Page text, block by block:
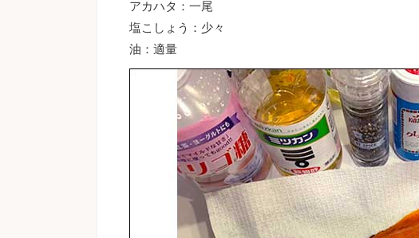
アカハタ：一尾
塩こしょう：少々
油：適量